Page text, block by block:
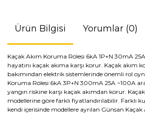
Ürün Bilgisi Yorumlar (0)
Kaçak Akım Koruma Rölesi 6kA 1P+N 30mA
hayatını kaçak akıma karşı korur. Kaçak akım
bakımından elektrik sistemlerinde önemli rol
Koruma Rölesi 6kA 3P+N 300mA 25A ~100A
yangın riskine karşı kaçak akımdan korur.
modellerine göre farklı fiyatlandırılabilir. Farklı
kendi içerisinde modellere ayrılan Günsan